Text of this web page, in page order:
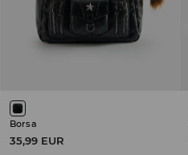
Borsa
35,99 EUR